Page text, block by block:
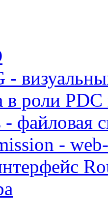
-
в роли
файловая
-